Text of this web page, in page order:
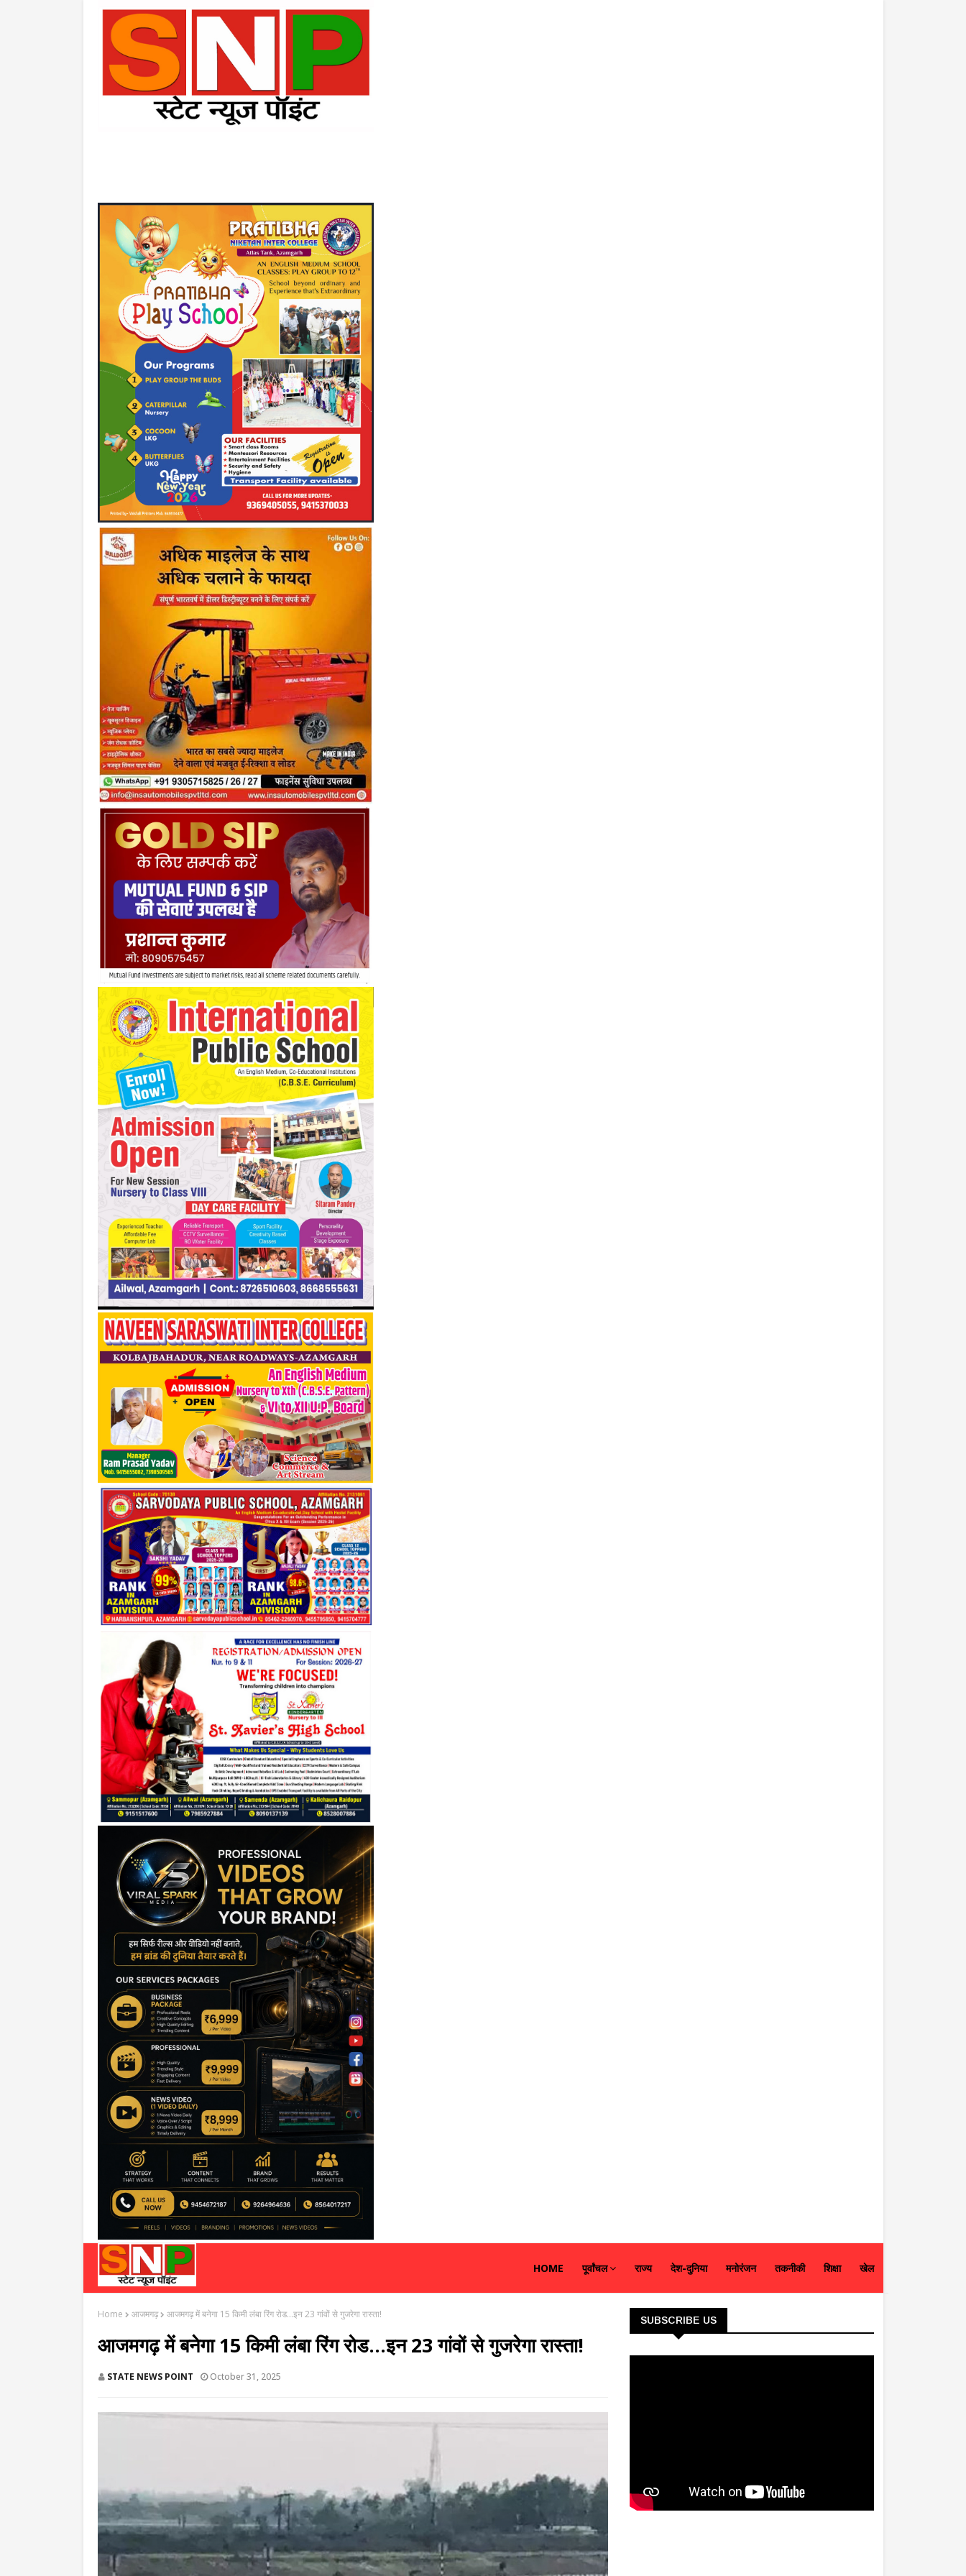
HOME पूर्वांचल राज्य देश-दुनिया मनोरंजन तकनीकी शिक्षा खेल
Home आजमगढ़ आजमगढ़ में बनेगा 15 किमी लंबा रिंग रोड...इन 23 गांवों से गुजरेगा रास्ता!
आजमगढ़ में बनेगा 15 किमी लंबा रिंग रोड...इन 23 गांवों से गुजरेगा रास्ता!
STATE NEWS POINT October 31, 2025
SUBSCRIBE US